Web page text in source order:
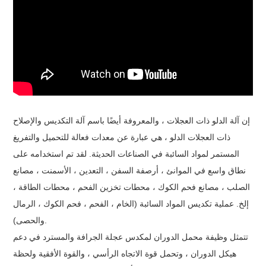
إن آلة الدلو ذات العجلات ، والمعروفة أيضًا باسم آلة التكديس والإصلاح
ذات العجلات الدلو ، هي عبارة عن معدات فعالة للتحميل والتفريغ
المستمر لمواد السائبة في الصناعات الحديثة. لقد تم استخدامه على
نطاق واسع في الموانئ ، أرصفة السفن ، التعدين ، الأسمنت ، مصانع
الصلب ، مصانع فحم الكوك ، محطات تخزين الفحم ، محطات الطاقة ،
إلخ. عملية تكديس المواد السائبة (الخام ، الفحم ، فحم الكوك ، الرمال
تتمثل وظيفة محمل الدوران لمكدس عجلة الجرافة والمسترد في دعم
هيكل الدوران ، وتحمل قوة الاتجاه الرأسي ، والقوة الأفقية ولحظة